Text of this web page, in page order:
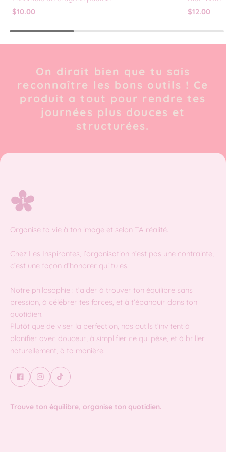
$10.00
$12.00
On dirait bien que tu sais
reconnaître les bons outils ! Ce
produit a tout pour rendre tes
journées plus douces et
structurées.
Organise ta vie à ton image et selon TA réalité.
Chez Les Inspirantes, l’organisation n’est pas une contrainte,
c’est une façon d’honorer qui tu es.
Notre philosophie : t’aider à trouver ton équilibre sans
pression, à célébrer tes forces, et à t’épanouir dans ton
quotidien.
Plutôt que de viser la perfection, nos outils t’invitent à
planifier avec douceur, à simplifier ce qui pèse, et à briller
naturellement, à ta manière.
Trouve ton équilibre, organise ton quotidien.